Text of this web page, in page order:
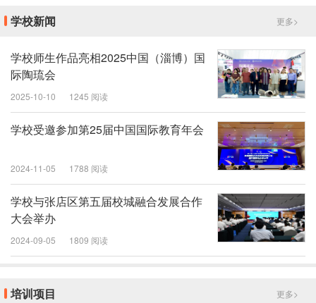
学校新闻 更多>
学校师生作品亮相2025中国（淄博）国
际陶琉会
2025-10-10 1245 阅读
学校受邀参加第25届中国国际教育年会
2024-11-05 1788 阅读
学校与张店区第五届校城融合发展合作
大会举办
2024-09-05 1809 阅读
培训项目 更多>